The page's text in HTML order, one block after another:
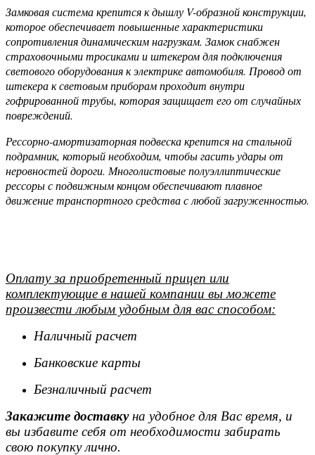
Замковая система крепится к дышлу V-образной конструкции,
которое обеспечивает повышенные характеристики
сопротивления динамическим нагрузкам. Замок снабжен
страховочными тросиками и штекером для подключения
светового оборудования к электрике автомобиля. Провод от
штекера к световым приборам проходит внутри
гофрированной трубы, которая защищает его от случайных
повреждений.
Рессорно-амортизаторная подвеска крепится на стальной
подрамник, который необходим, чтобы гасить удары от
неровностей дороги. Многолистовые полуэллиптические
рессоры с подвижным концом обеспечивают плавное
движение транспортного средства с любой загруженностью.
Оплату за приобретенный прицеп или
комплектующие в нашей компании вы можете
произвести любым удобным для вас способом:
Наличный расчет
Банковские карты
Безналичный расчет
Закажите доставкуна удобное для Вас время, и
вы избавите себя от необходимости забирать
свою покупку лично.